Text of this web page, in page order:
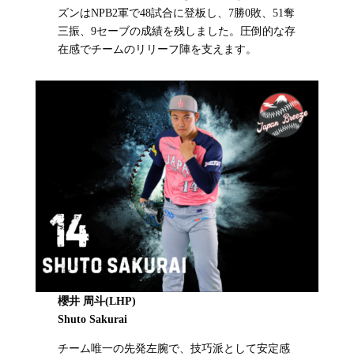
ズンはNPB2軍で48試合に登板し、7勝0敗、51奪
三振、9セーブの成績を残しました。圧倒的な存
在感でチームのリリーフ陣を支えます。
櫻井 周斗(LHP)
Shuto Sakurai
チーム唯一の先発左腕で、技巧派として安定感